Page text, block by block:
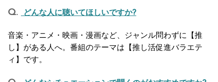
どんな人に聴いてほしいですか?
音楽・アニメ・映画・漫画など、ジャンル問わずに【推
し】がある人へ。番組のテーマは【推し活促進バラエテ
ィ】です。